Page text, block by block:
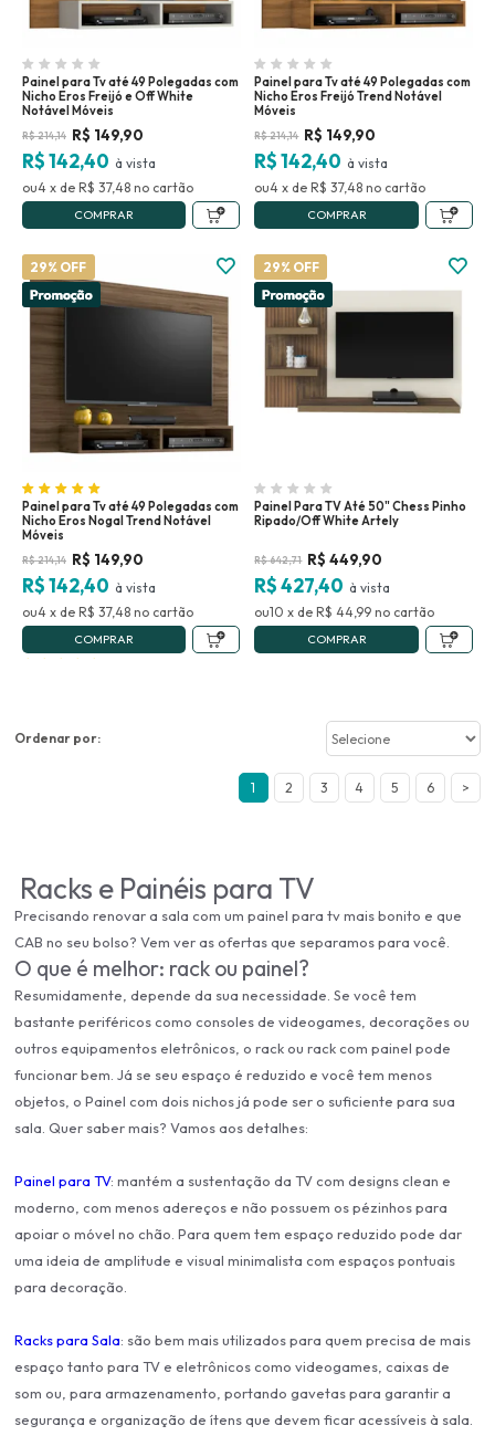
Painel para Tv até 49 Polegadas com
Nicho Eros Freijó e Off White
Notável Móveis
R$214,14 R$ 149,90
R$ 142,40
4 x de R$ 37,48 no
COMPRAR
Painel para Tv até 49 Polegadas com
Nicho Eros Freijó Trend Notável
Móveis
R$214,14 R$ 149,90
R$ 142,40
4 x de R$ 37,48 no
COMPRAR
29% OFF
Painel para Tv até 49 Polegadas com
Nicho Eros Nogal Trend Notável
Móveis
R$214,14 R$ 149,90
R$ 142,40
4 x de R$ 37,48 no
COMPRAR
29% OFF
Painel Para TV Até 50" Chess Pinho
Ripado/Off White Artely
R$642,71 R$ 449,90
R$ 427,40
10 x de R$ 44,99 no
COMPRAR
Ordenar por:
1 2 3 4 5 6 >
Racks e Painéis para TV
Precisando renovar a sala com um painel para tv mais bonito e que
CAB no seu bolso? Vem ver as ofertas que separamos para você.
O que é melhor: rack ou painel?
Resumidamente, depende da sua necessidade. Se você tem
bastante periféricos como consoles de videogames, decorações ou
outros equipamentos eletrônicos, o rack ou rack com painel pode
funcionar bem. Já se seu espaço é reduzido e você tem menos
objetos, o Painel com dois nichos já pode ser o suficiente para sua
sala. Quer saber mais? Vamos aos detalhes:
Painel para TV: mantém a sustentação da TV com designs clean e
moderno, com menos adereços e não possuem os pézinhos para
apoiar o móvel no chão. Para quem tem espaço reduzido pode dar
uma ideia de amplitude e visual minimalista com espaços pontuais
para decoração.
Racks para Sala: são bem mais utilizados para quem precisa de mais
espaço tanto para TV e eletrônicos como videogames, caixas de
som ou, para armazenamento, portando gavetas para garantir a
segurança e organização de ítens que devem ficar acessíveis à sala.